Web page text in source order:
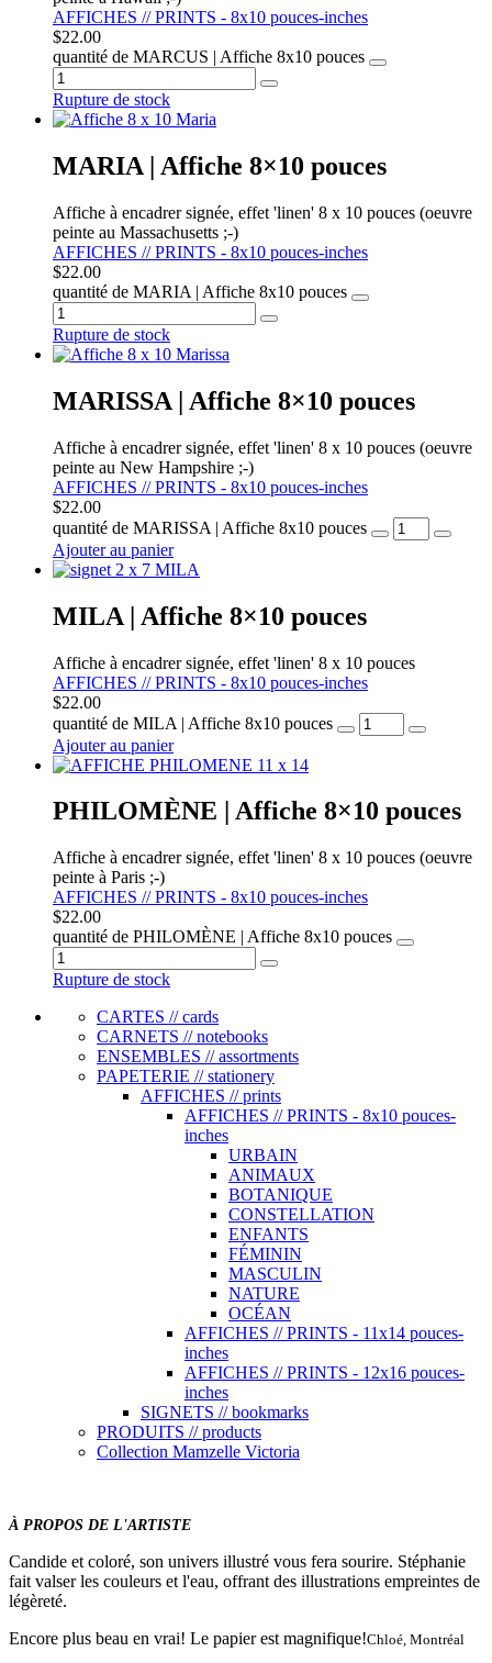
AFFICHES // PRINTS - 8x10 pouces-inches
$22.00
quantité de MARCUS | Affiche 8x10 pouces
Rupture de stock
MARIA | Affiche 8×10 pouces
Affiche à encadrer signée, effet 'linen' 8 x 10 pouces (oeuvre
peinte au Massachusetts ;-)
AFFICHES // PRINTS - 8x10 pouces-inches
$22.00
quantité de MARIA | Affiche 8x10 pouces
Rupture de stock
MARISSA | Affiche 8×10 pouces
Affiche à encadrer signée, effet 'linen' 8 x 10 pouces (oeuvre
peinte au New Hampshire ;-)
AFFICHES // PRINTS - 8x10 pouces-inches
$22.00
quantité de MARISSA | Affiche 8x10 pouces
Ajouter au panier
MILA | Affiche 8×10 pouces
Affiche à encadrer signée, effet 'linen' 8 x 10 pouces
AFFICHES // PRINTS - 8x10 pouces-inches
$22.00
quantité de MILA | Affiche 8x10 pouces
Ajouter au panier
PHILOMÈNE | Affiche 8×10 pouces
Affiche à encadrer signée, effet 'linen' 8 x 10 pouces (oeuvre
peinte à Paris ;-)
AFFICHES // PRINTS - 8x10 pouces-inches
$22.00
quantité de PHILOMÈNE | Affiche 8x10 pouces
Rupture de stock
CARTES // cards
CARNETS // notebooks
ENSEMBLES // assortments
PAPETERIE // stationery
AFFICHES // prints
AFFICHES // PRINTS - 8x10 pouces-
inches
URBAIN
ANIMAUX
BOTANIQUE
CONSTELLATION
ENFANTS
FÉMININ
MASCULIN
NATURE
OCÉAN
AFFICHES // PRINTS - 11x14 pouces-
inches
AFFICHES // PRINTS - 12x16 pouces-
inches
SIGNETS // bookmarks
PRODUITS // products
Collection Mamzelle Victoria
À PROPOS DE L'ARTISTE
Candide et coloré, son univers illustré vous fera sourire. Stéphanie
fait valser les couleurs et l'eau, offrant des illustrations empreintes de
légèreté.
Encore plus beau en vrai! Le papier est magnifique!Chloé, Montréal